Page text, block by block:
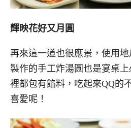
輝映花好又月圓
再來這一道也很應景，使用
製作的手工炸湯圓也是宴桌
裡都包有餡料，吃起來QQ的
喜愛呢！